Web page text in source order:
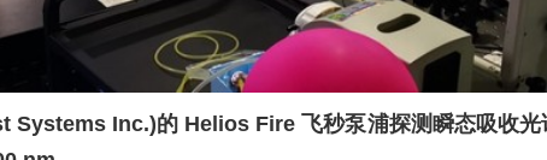
Systems Inc.)的 Helios Fire 飞秒泵浦探测瞬态吸收